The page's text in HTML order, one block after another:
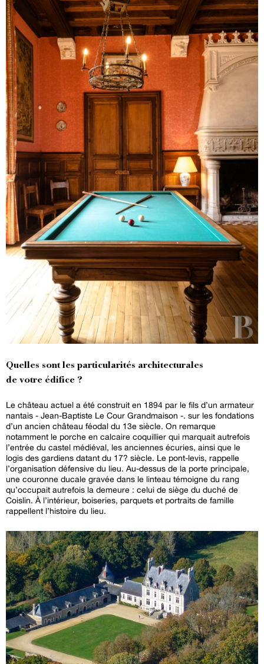
Quelles sont les particularités architecturales
de votre édifice ?
Le château actuel a été construit en 1894 par le fils d’un armateur
nantais - Jean-Baptiste Le Cour Grandmaison -. sur les fondations
d’un ancien château féodal du 13e siècle. On remarque
notamment le porche en calcaire coquillier qui marquait autrefois
l’entrée du castel médiéval, les anciennes écuries, ainsi que le
logis des gardiens datant du 17? siècle. Le pont-levis, rappelle
l’organisation défensive du lieu. Au-dessus de la porte principale,
une couronne ducale gravée dans le linteau témoigne du rang
qu’occupait autrefois la demeure : celui de siège du duché de
Coislin. À l’intérieur, boiseries, parquets et portraits de famille
rappellent l’histoire du lieu.